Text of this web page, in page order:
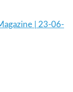
| 23-06-